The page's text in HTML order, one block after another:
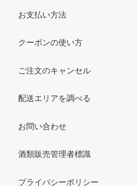
お支払い方法
クーポンの使い方
ご注文のキャンセル
配送エリアを調べる
お問い合わせ
酒類販売管理者標識
プライバシーポリシー